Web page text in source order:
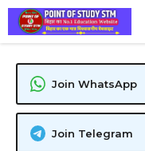
Skip
content
Join WhatsApp
Join Telegram